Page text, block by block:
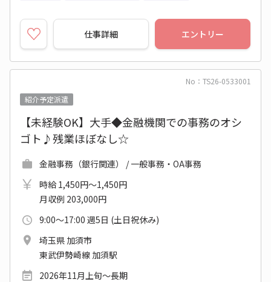
仕事詳細 エントリー
No：TS26-0533001
紹介予定派遣
【未経験OK】大手◆金融機関での事務のオシ
ゴト♪残業ほぼなし☆
金融事務（銀行関連） / 一般事務・OA事務
時給 1,450円～1,450円
月収例 203,000円
9:00～17:00 週5日 (土日祝休み)
埼玉県 加須市
東武伊勢崎線 加須駅
2026年11月上旬～長期